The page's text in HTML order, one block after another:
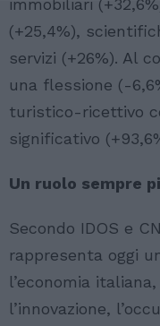
immobiliari
(+25,4%),
servizi (+26%). Al
una flessione (-
turistico-ricettivo
significativo
Un ruolo sempre
Secondo IDOS e
rappresenta oggi
l’economia
l’innovazione,